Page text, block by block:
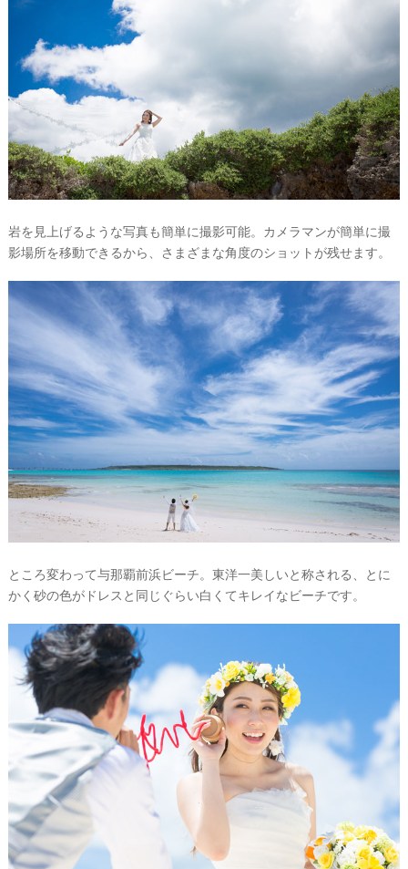
岩を見上げるような写真も簡単に撮影可能。カメラマンが簡単に撮
影場所を移動できるから、さまざまな角度のショットが残せます。
ところ変わって与那覇前浜ビーチ。東洋一美しいと称される、とに
かく砂の色がドレスと同じぐらい白くてキレイなビーチです。